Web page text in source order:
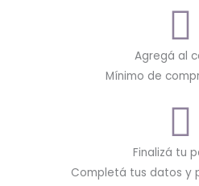
Agregá al
Mínimo de
Finalizá tu
Completá tus datos y